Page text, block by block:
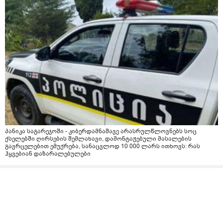
პანიკა საგარეჯოში - კიბერდამნაშავე არასრულწლოვნებს სოც
ქსელებში ღირსების შემლახავი, დამონტაჟებული მასალების
გავრცელებით ემუქრება, სანაცვლოდ 10 000 ლარს ითხოვს: რას
ჰყვებიან დაზარალებულები